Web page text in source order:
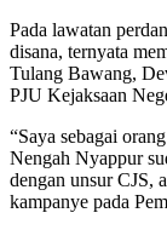
Pada lawatan
disana, ternyata
Tulang Bawang,
PJU Kejaksaan
“Saya sebagai
Nengah Nyappur
dengan unsur CJS,
kampanye pada